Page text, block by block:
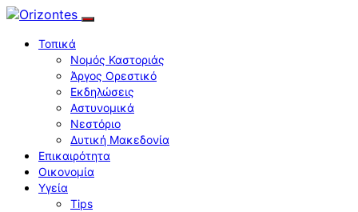
Τοπικά
Νομός Καστοριάς
Άργος Ορεστικό
Εκδηλώσεις
Αστυνομικά
Νεστόριο
Δυτική Μακεδονία
Επικαιρότητα
Οικονομία
Υγεία
Tips